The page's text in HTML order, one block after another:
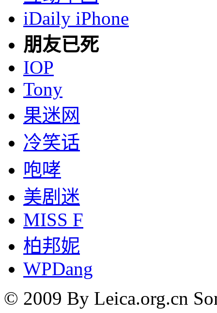
iDaily iPhone
朋友已死
IOP
Tony
果迷网
冷笑话
咆哮
美剧迷
MISS F
柏邦妮
WPDang
© 2009 By Leica.org.cn